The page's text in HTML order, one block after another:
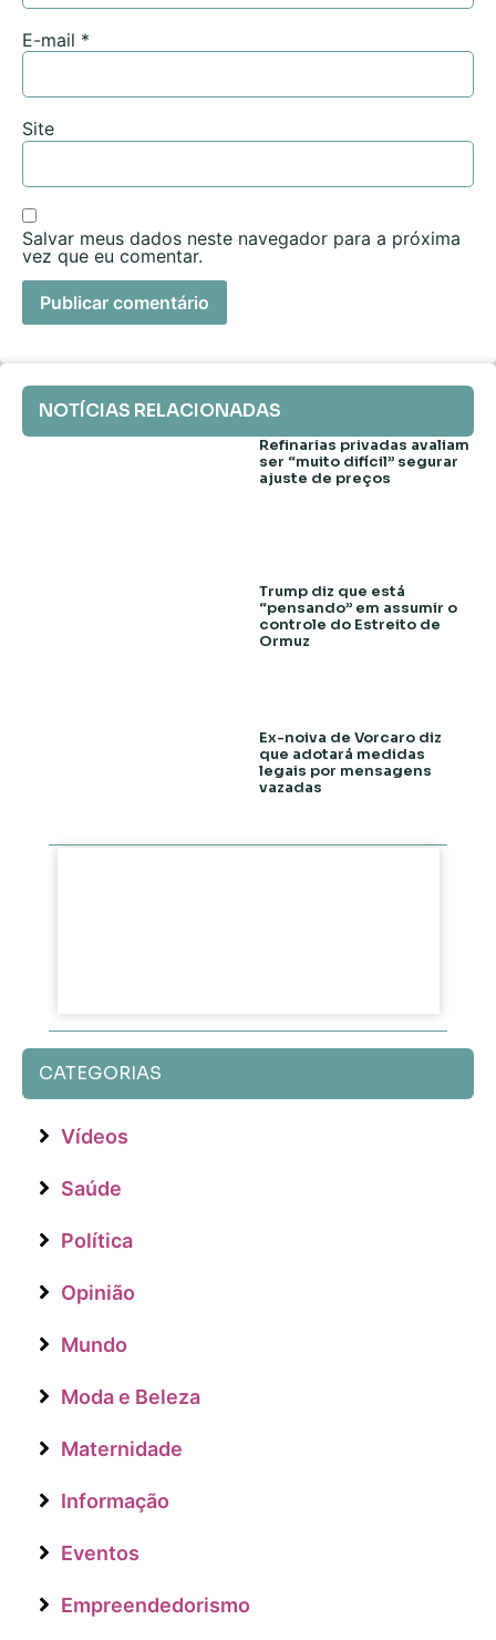
E-mail *
Site
Salvar meus dados neste navegador para a próxima
vez que eu comentar.
NOTÍCIAS RELACIONADAS
Refinarias privadas avaliam
ser “muito difícil” segurar
ajuste de preços
Trump diz que está
“pensando” em assumir o
controle do Estreito de
Ormuz
Ex-noiva de Vorcaro diz
que adotará medidas
legais por mensagens
vazadas
CATEGORIAS
Vídeos
Saúde
Política
Opinião
Mundo
Moda e Beleza
Maternidade
Informação
Eventos
Empreendedorismo